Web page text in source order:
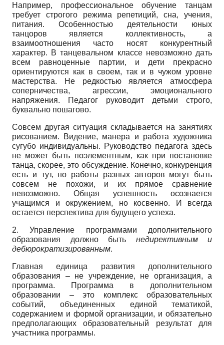
Например, профессиональное обучение танцам
требует строгого режима репетиций, сна, учения,
питания. Особенностью деятельности юных
танцоров является коллективность, а
взаимоотношения часто носят конкурентный
характер. В танцевальном классе невозможно дать
всем равноценные партии, и дети прекрасно
ориентируются как в своем, так и в чужом уровне
мастерства. Не редкостью является атмосфера
соперничества, агрессии, эмоционального
напряжения. Педагог руководит детьми строго,
буквально пошагово.
Совсем другая ситуация складывается на занятиях
рисованием. Видение, манера и работа художника
сугубо индивидуальны. Руководство педагога здесь
не может быть поэлементным, как при постановке
танца, скорее, это обсуждение. Конечно, конкуренция
есть и тут, но работы разных авторов могут быть
совсем не похожи, и их прямое сравнение
невозможно. Общая успешность осознается
учащимся и окружением, но косвенно. И всегда
остается перспектива для будущего успеха.
2. Управление программами дополнительного
образования должно быть недирективным и
дебюрократизированным.
Главная единица развития дополнительного
образования – не учреждение, не организация, а
программа. Программа в дополнительном
образовании – это комплекс образовательных
событий, объединенных единой тематикой,
содержанием и формой организации, и обязательно
предполагающих образовательный результат для
участника программы.